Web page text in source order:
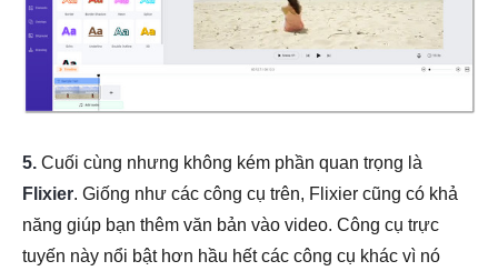
5. Cuối cùng nhưng không kém phần quan trọng là
Flixier. Giống như các công cụ trên, Flixier cũng có khả
năng giúp bạn thêm văn bản vào video. Công cụ trực
tuyến này nổi bật hơn hầu hết các công cụ khác vì nó